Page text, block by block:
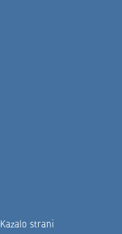
Kazalo strani